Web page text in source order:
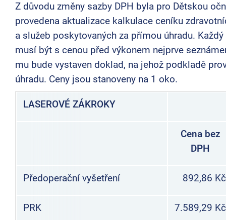
Z důvodu změny sazby DPH byla pro Dětskou
provedena aktualizace kalkulace ceníku
a služeb poskytovaných za přímou úhradu.
musí být s cenou před výkonem nejprve
mu bude vystaven doklad, na jehož podkladě
úhradu. Ceny jsou stanoveny na 1 oko.
LASEROVÉ ZÁKROKY
Cena bez
DPH
Předoperační vyšetření 892,86 Kč
PRK 7.589,29 Kč